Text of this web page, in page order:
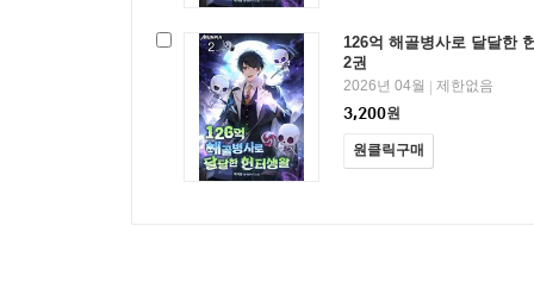
126억 해골병사로 달달한
2권
2026년 04월
제한없음
3,200원
원클릭구매